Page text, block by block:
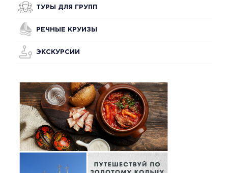
ТУРЫ ДЛЯ ГРУПП
РЕЧНЫЕ КРУИЗЫ
ЭКСКУРСИИ